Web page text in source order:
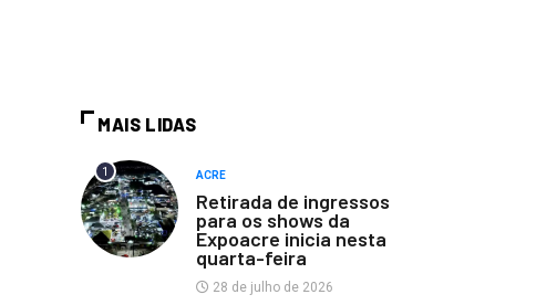
MAIS LIDAS
1 ACRE
Retirada de ingressos
para os shows da
Expoacre inicia nesta
quarta-feira
28 de julho de 2026